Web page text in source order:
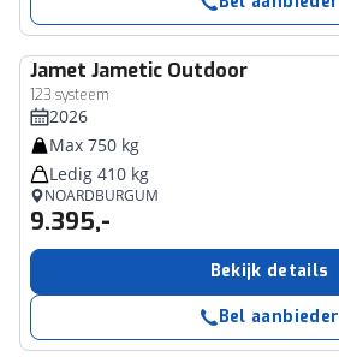
Jamet Jametic Outdoor
123 systeem
2026
Max 750 kg
Ledig 410 kg
NOARDBURGUM
9.395,-
Bekijk details
Bel aanbieder